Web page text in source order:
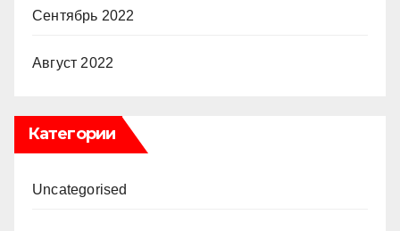
Сентябрь 2022
Август 2022
Категории
Uncategorised